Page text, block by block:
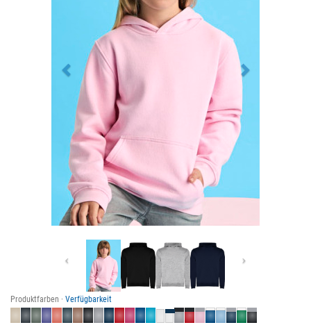
Previous
Produktfarben · Verfügbarkeit